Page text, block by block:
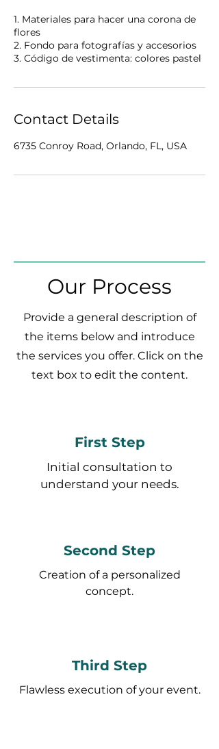
1. Materiales para hacer una corona de
flores
2. Fondo para fotografías y accesorios
3. Código de vestimenta: colores pastel
Contact Details
6735 Conroy Road, Orlando, FL, USA
Our Process
Provide a general description of
the items below and introduce
the services you offer. Click on the
text box to edit the content.
First Step
Initial consultation to
understand your needs.
Second Step
Creation of a personalized
concept.
Third Step
Flawless execution of your event.